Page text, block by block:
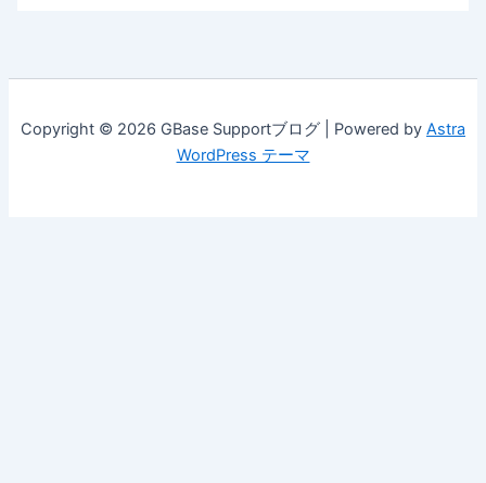
Copyright © 2026 GBase Supportブログ | Powered by Astra
WordPress テーマ